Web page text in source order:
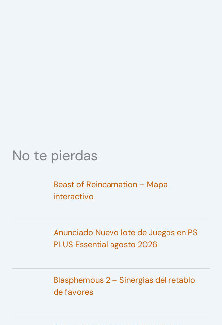
No te pierdas
Beast of Reincarnation – Mapa
interactivo
Anunciado Nuevo lote de Juegos en PS
PLUS Essential agosto 2026
Blasphemous 2 – Sinergias del retablo
de favores